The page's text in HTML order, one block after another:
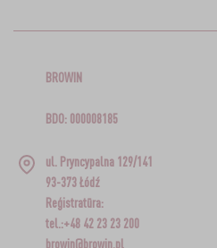
BROWIN
BDO: 000008185
ul. Pryncypalna 129/141
93-373 Łódź
Reģistratūra:
tel.:+48 42 23 23 200
browin@browin.pl